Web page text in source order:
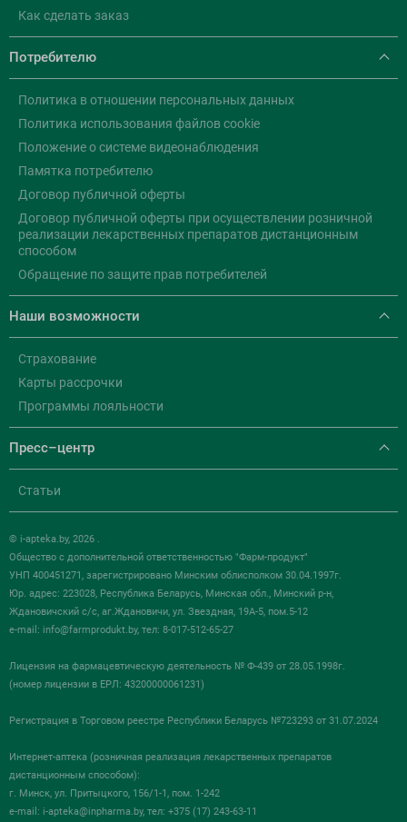
Как сделать заказ
Потребителю
Политика в отношении персональных данных
Политика использования файлов cookie
Положение о системе видеонаблюдения
Памятка потребителю
Договор публичной оферты
Договор публичной оферты при осуществлении розничной
реализации лекарственных препаратов дистанционным
способом
Обращение по защите прав потребителей
Наши возможности
Страхование
Карты рассрочки
Программы лояльности
Пресс–центр
Статьи
© i-apteka.by, 2026 .
Общество с дополнительной ответственностью "Фарм-продукт"
УНП 400451271, зарегистрировано Минским облисполком 30.04.1997г.
Юр. адрес: 223028, Республика Беларусь, Минская обл., Минский р-н,
Ждановичский с/с, аг.Ждановичи, ул. Звездная, 19А-5, пом.5-12
e-mail: info@farmprodukt.by, тел: 8-017-512-65-27
Лицензия на фармацевтическую деятельность № Ф-439 от 28.05.1998г.
(номер лицензии в ЕРЛ: 43200000061231)
Регистрация в Торговом реестре Республики Беларусь №723293 от 31.07.2024
Интернет-аптека (розничная реализация лекарственных препаратов
дистанционным способом):
г. Минск, ул. Притыцкого, 156/1-1, пом. 1-242
e-mail: i-apteka@inpharma.by, тел: +375 (17) 243-63-11